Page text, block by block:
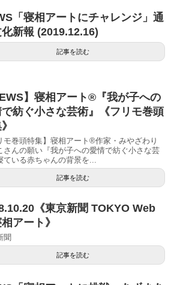
「寝相アートにチャレンジ」通
新報 (2019.12.16)
記事を読む
】寝相アート®︎『我が子への
紡ぐ小さな芸術』《フリモ巻頭
モ巻頭特集】寝相アート®︎作家・みやざわり
さんの願い『我が子への愛情で紡ぐ小さな芸
ている赤ちゃんの背景を...
記事を読む
《東京新聞 TOKYO Web
相アート》
聞
記事を読む